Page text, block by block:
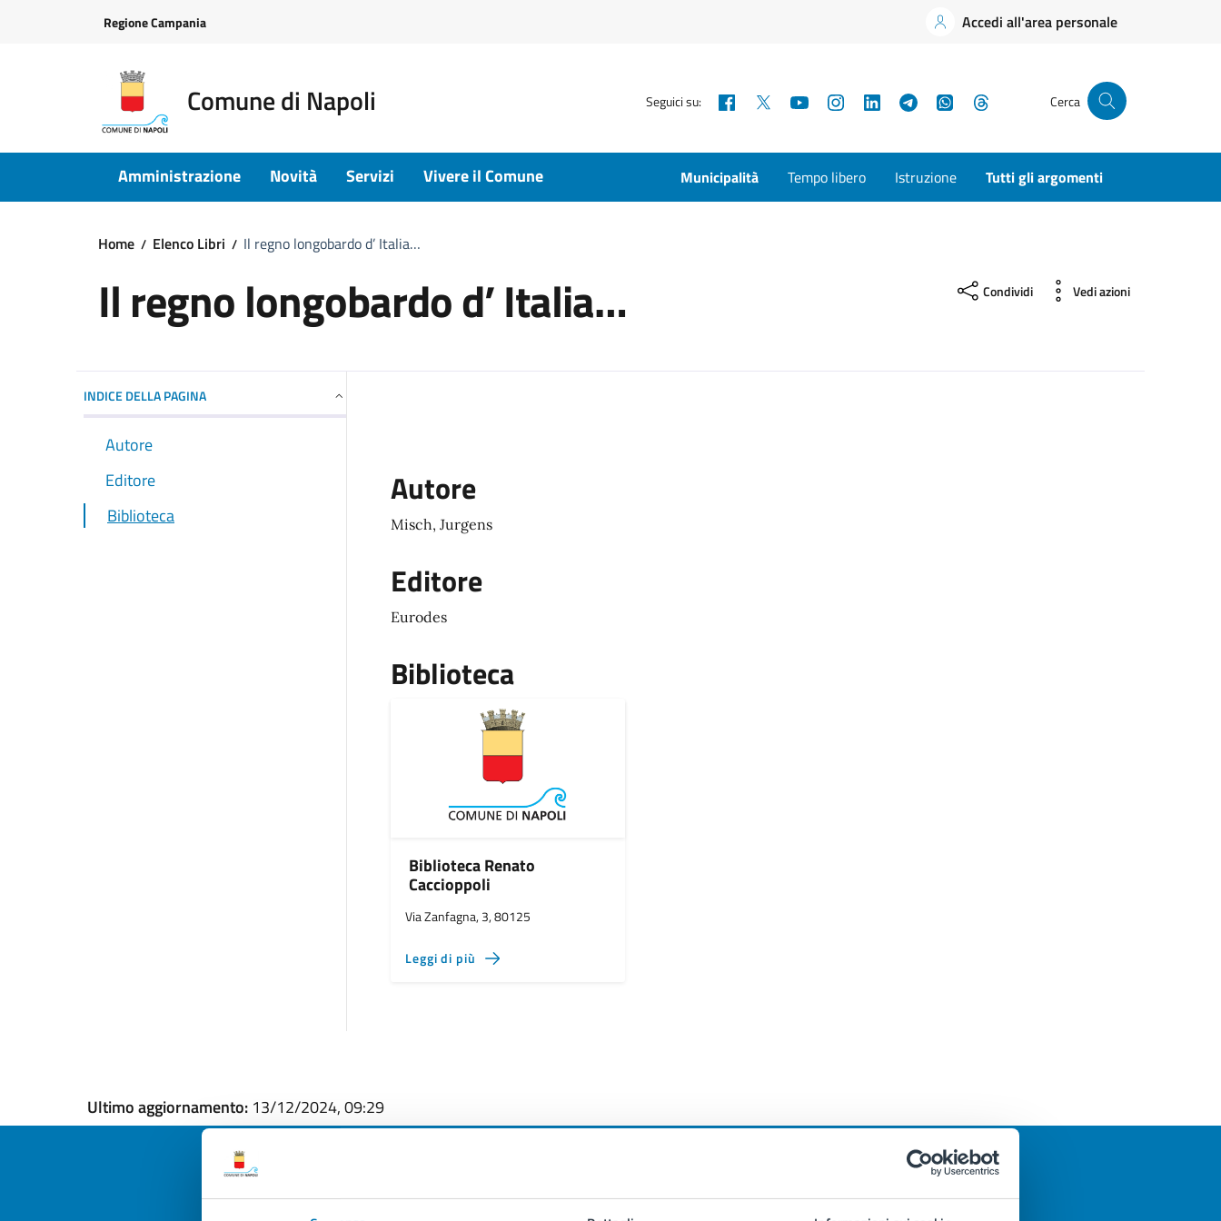
Regione Campania Accedi all'area personale
Comune di Napoli Seguici su: Facebook YouTubeInstagramLinkedInTelegramWhatsApp Cerca
Amministrazione Novità Servizi Vivere il Comune Municipalità Tempo libero Istruzione Tutti gli argomenti
Home Elenco Libri Il regno longobardo d’ Italia…
Il regno longobardo d’ Italia… Condividi Vedi azioni
INDICE DELLA PAGINA
Autore
Editore
Biblioteca
Autore
Misch, Jurgens
Editore
Eurodes
Biblioteca
Biblioteca Renato
Caccioppoli
Via Zanfagna, 3, 80125
Leggi di più
Ultimo aggiornamento: 13/12/2024, 09:29